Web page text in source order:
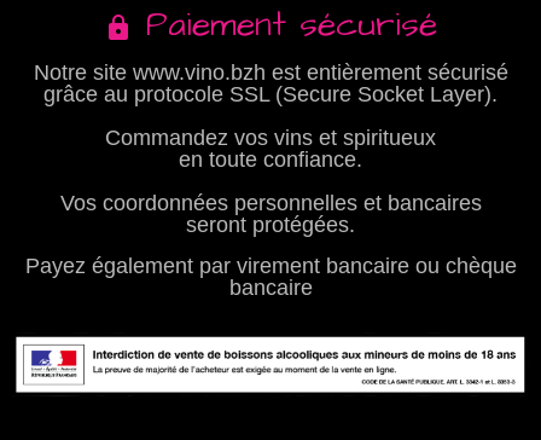
Paiement sécurisé
Notre site www.vino.bzh est entièrement sécurisé
grâce au protocole SSL (Secure Socket Layer).
Commandez vos vins et spiritueux
en toute confiance.
Vos coordonnées personnelles et bancaires
seront protégées.
Payez également par virement bancaire ou chèque
bancaire